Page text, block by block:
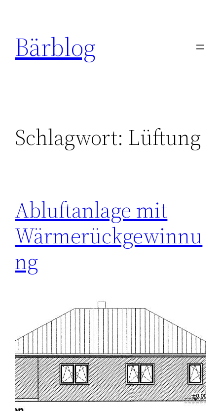
springen
Bärblog
Schlagwort: Lüftung
Abluftanlage mit
Wärmerückgewinnu
ng